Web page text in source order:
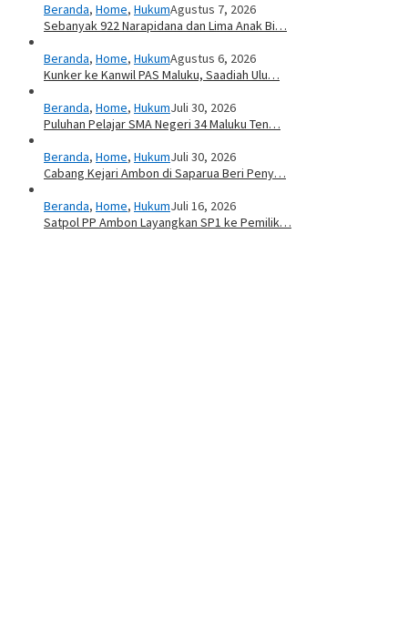
Beranda, Home, HukumAgustus 7, 2026
Sebanyak 922 Narapidana dan Lima Anak Bi…
Beranda, Home, HukumAgustus 6, 2026
Kunker ke Kanwil PAS Maluku, Saadiah Ulu…
Beranda, Home, HukumJuli 30, 2026
Puluhan Pelajar SMA Negeri 34 Maluku Ten…
Beranda, Home, HukumJuli 30, 2026
Cabang Kejari Ambon di Saparua Beri Peny…
Beranda, Home, HukumJuli 16, 2026
Satpol PP Ambon Layangkan SP1 ke Pemilik…